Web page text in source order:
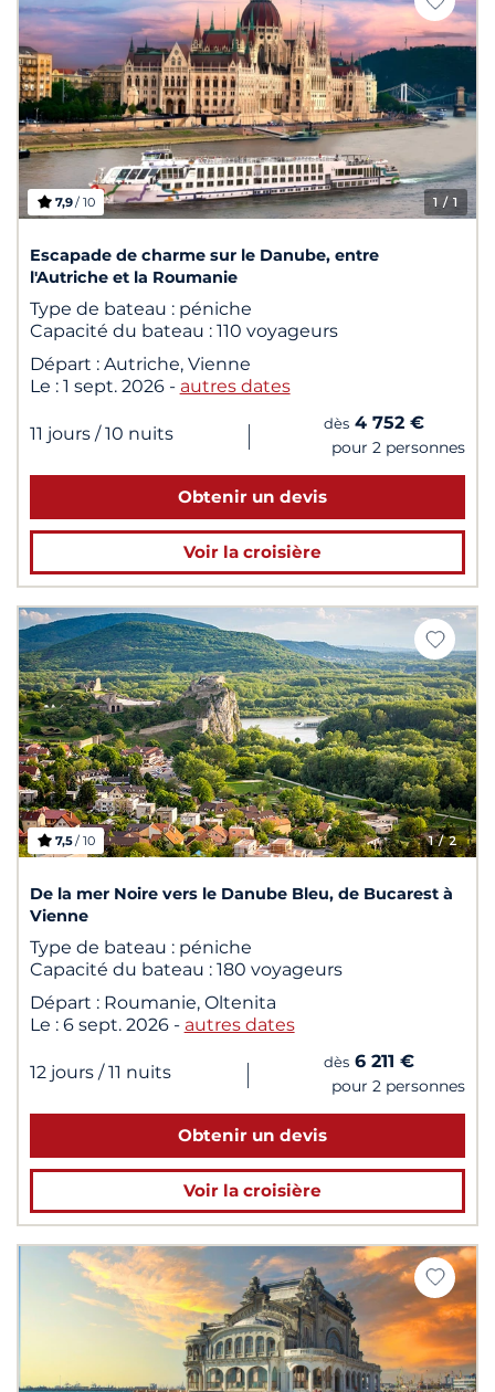
1 / 1
7,9/ 10
Escapade de charme sur le Danube, entre
l'Autriche et la Roumanie
Type de bateau : péniche
Capacité du bateau : 110 voyageurs
Départ : Autriche, Vienne
Le : 1 sept. 2026 - autres dates
11 jours / 10 nuits | dès 4 752 €
pour 2 personnes
Obtenir un devis
Voir la croisière
1/ 2
7,5/ 10
De la mer Noire vers le Danube Bleu, de Bucarest à
Vienne
Type de bateau : péniche
Capacité du bateau : 180 voyageurs
Départ : Roumanie, Oltenita
Le : 6 sept. 2026 - autres dates
12 jours / 11 nuits | dès 6 211 €
pour 2 personnes
Obtenir un devis
Voir la croisière